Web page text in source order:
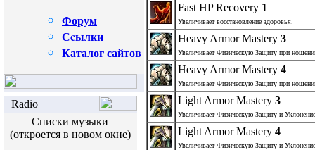
Форум
Сcылки
Каталог сайтов
Radio
Списки музыки
(откроется в новом окне)
Fast HP Recovery 1
Увеличивает восстановление здоровья.
Heavy Armor Mastery 3
Увеличивает Физическую Защиту при
Heavy Armor Mastery 4
Увеличивает Физическую Защиту при
Light Armor Mastery 3
Увеличивает Физическую Защиту и
Light Armor Mastery 4
Увеличивает Физическую Защиту и